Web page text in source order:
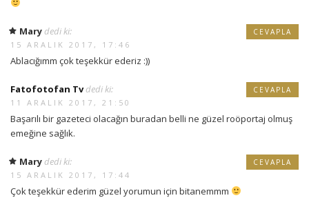
Mary dedi ki:
15 ARALIK 2017, 17:46
Ablacığımm çok teşekkür ederiz :))
CEVAPLA
Fatofotofan Tv dedi ki:
11 ARALIK 2017, 21:50
Başarılı bir gazeteci olacağın buradan belli ne güzel roöportaj olmuş
emeğine sağlık.
CEVAPLA
Mary dedi ki:
15 ARALIK 2017, 17:44
Çok teşekkür ederim güzel yorumun için bitanemmm
CEVAPLA